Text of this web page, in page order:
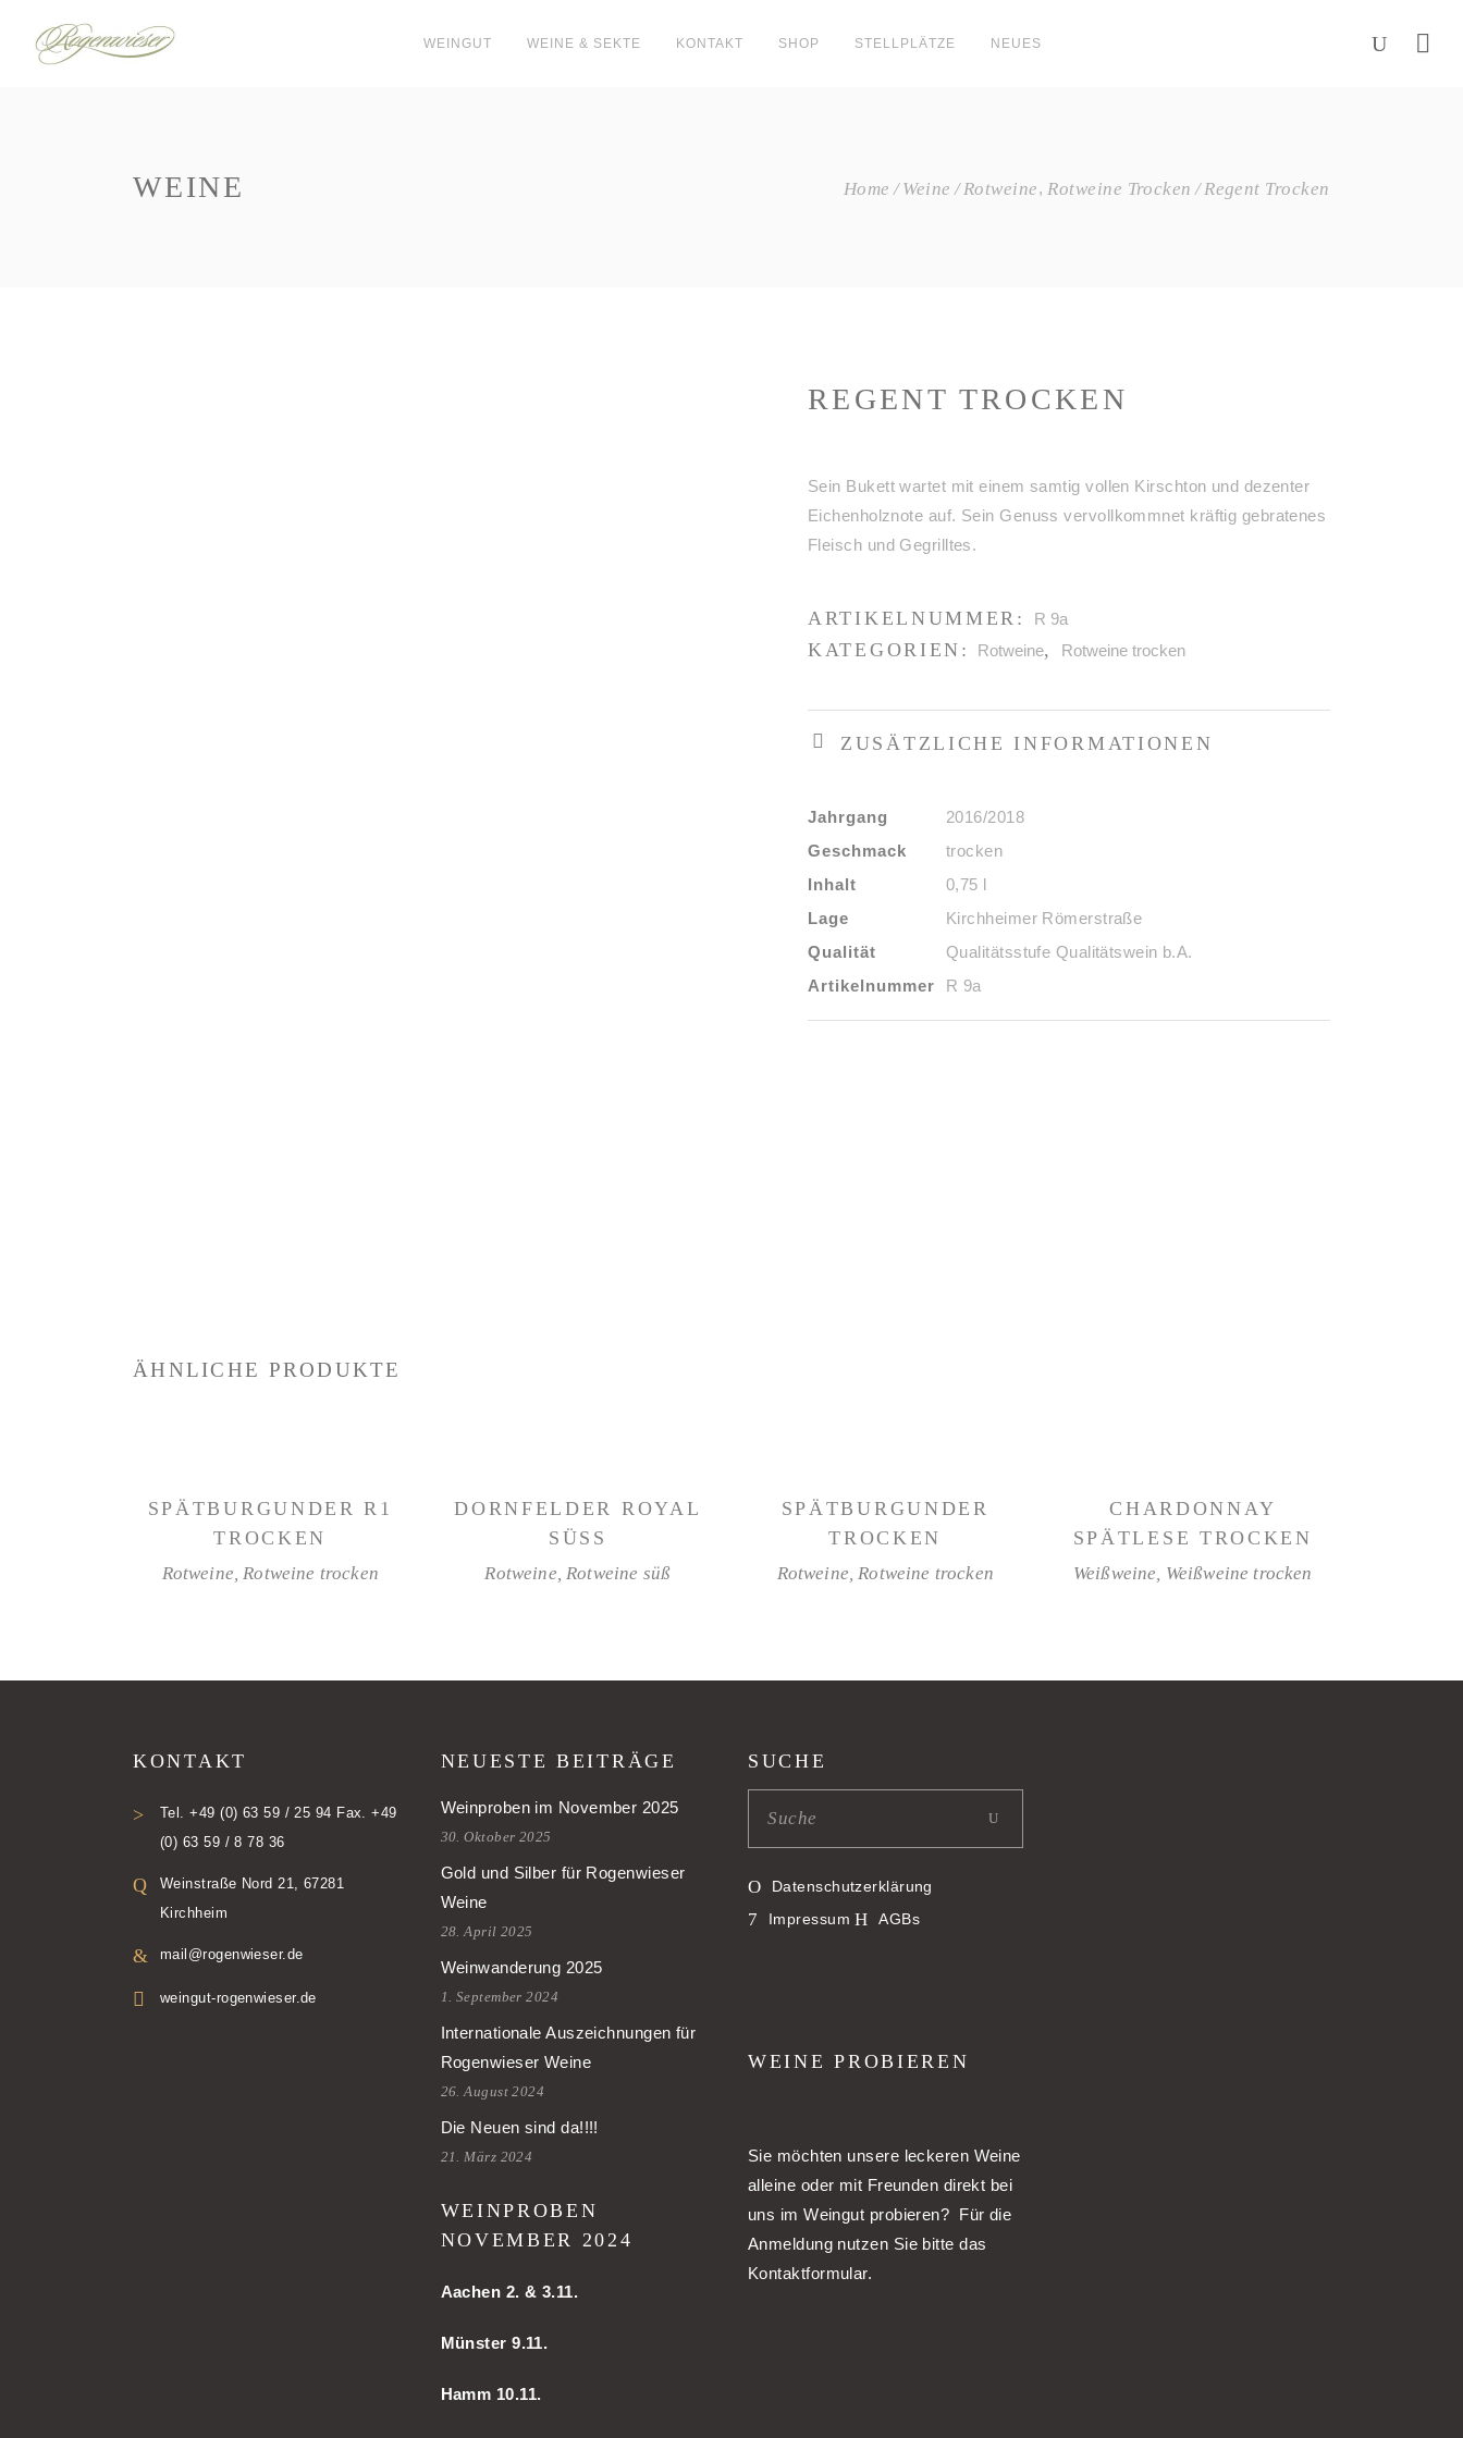
WEINGUT WEINE & SEKTE KONTAKT SHOP STELLPLÄTZE NEUES
WEINE Home Weine Rotweine, Rotweine Trocken Regent Trocken
REGENT TROCKEN
Sein Bukett wartet mit einem samtig vollen Kirschton und dezenter
Eichenholznote auf. Sein Genuss vervollkommnet kräftig gebratenes
Fleisch und Gegrilltes.
ARTIKELNUMMER: R 9a
KATEGORIEN: Rotweine, Rotweine trocken
ZUSÄTZLICHE INFORMATIONEN
Jahrgang
2016/2018
Geschmack
trocken
Inhalt
0,75 l
Lage
Kirchheimer Römerstraße
Qualität
Qualitätsstufe Qualitätswein b.A.
Artikelnummer
R 9a
ÄHNLICHE PRODUKTE
SPÄTBURGUNDER R1
TROCKEN
Rotweine,Rotweine trocken
DORNFELDER ROYAL
SÜSS
Rotweine,Rotweine süß
SPÄTBURGUNDER
TROCKEN
Rotweine,Rotweine trocken
CHARDONNAY
SPÄTLESE TROCKEN
Weißweine, Weißweine trocken
KONTAKT
Tel. +49 (0) 63 59 / 25 94 Fax. +49
(0) 63 59 / 8 78 36
Weinstraße Nord 21, 67281
Kirchheim
mail@rogenwieser.de
weingut-rogenwieser.de
NEUESTE BEITRÄGE
Weinproben im November 2025
30. Oktober 2025
Gold und Silber für Rogenwieser
Weine
28. April 2025
Weinwanderung 2025
1. September 2024
Internationale Auszeichnungen für
Rogenwieser Weine
26. August 2024
Die Neuen sind da!!!!
21. März 2024
WEINPROBEN
NOVEMBER 2024
Aachen 2. & 3.11.
Münster 9.11.
Hamm 10.11.
SUCHE
Datenschutzerklärung
Impressum
AGBs
WEINE PROBIEREN
Sie möchten unsere leckeren Weine
alleine oder mit Freunden direkt bei
uns im Weingut probieren? Für die
Anmeldung nutzen Sie bitte das
Kontaktformular.